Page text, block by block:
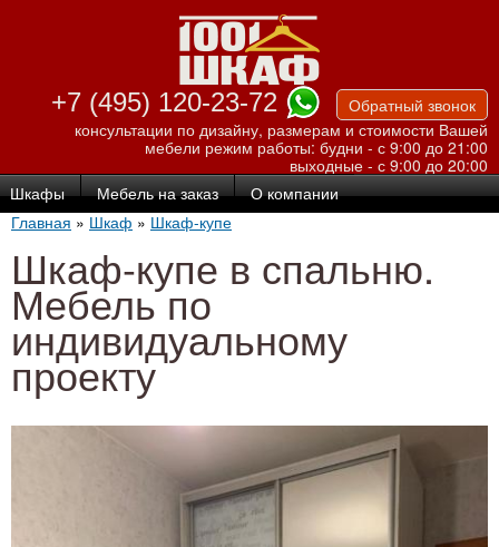
Перейти к
основному
содержанию
+7 (495) 120-23-72
Обратный звонок
консультации по дизайну, размерам и стоимости Вашей
мебели режим работы: будни - с 9:00 до 21:00
выходные - с 9:00 до 20:00
Шкафы Мебель на заказ О компании
Главная » Шкаф » Шкаф-купе
Шкаф-купе в спальню.
Мебель по
индивидуальному
проекту